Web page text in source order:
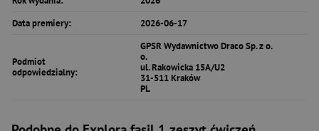
Data premiery:
2026-06-17
Podmiot
odpowiedzialny:
GPSR Wydawnictwo Draco Sp. z o.
o.
ul. Rakowicka 15A/U2
31-511 Kraków
PL